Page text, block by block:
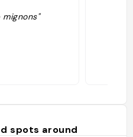
mignons"
spots around